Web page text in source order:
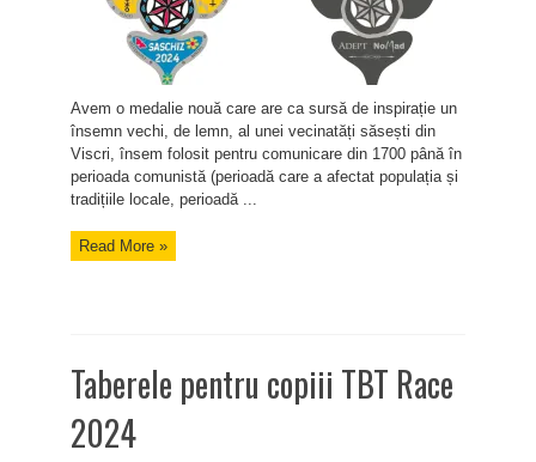
Avem o medalie nouă care are ca sursă de inspirație un
însemn vechi, de lemn, al unei vecinatăți săsești din
Viscri, însem folosit pentru comunicare din 1700 până în
perioada comunistă (perioadă care a afectat populația și
tradițiile locale, perioadă ...
Read More »
Taberele pentru copiii TBT Race
2024